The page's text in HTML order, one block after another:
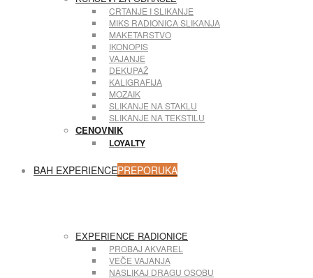
CRTANJE I SLIKANJE
MIKS RADIONICA SLIKANJA
MAKETARSTVO
IKONOPIS
VAJANJE
DEKUPAŽ
KALIGRAFIJA
MOZAIK
SLIKANJE NA STAKLU
SLIKANJE NA TEKSTILU
CENOVNIK
LOYALTY
BAH EXPERIENCEPREPORUKA
EXPERIENCE RADIONICE
PROBAJ AKVAREL
VEČE VAJANJA
NASLIKAJ DRAGU OSOBU